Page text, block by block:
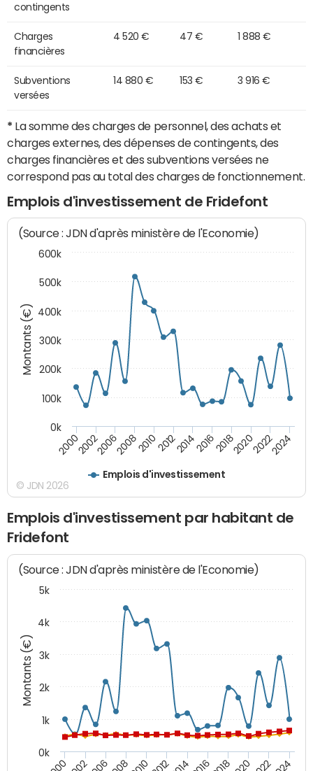
contingents
Charges
financières
4 520 € 47 € 1 888 €
Subventions
versées
14 880 € 153 € 3 916 €
* La somme des charges de personnel, des achats et
charges externes, des dépenses de contingents, des
charges financières et des subventions versées ne
correspond pas au total des charges de fonctionnement.
Emplois d'investissement de Fridefont
Montants (€)
(Source : JDN d'après ministère de l'Economie)
Emplois d'investissement
200020022006200820102012201420162018202020222024
0k
100k
200k
300k
400k
500k
600k
© JDN 2026
Emplois d'investissement par habitant de
Fridefont
Montants (€)
(Source : JDN d'après ministère de l'Economie)
0k
1k
2k
3k
4k
5k